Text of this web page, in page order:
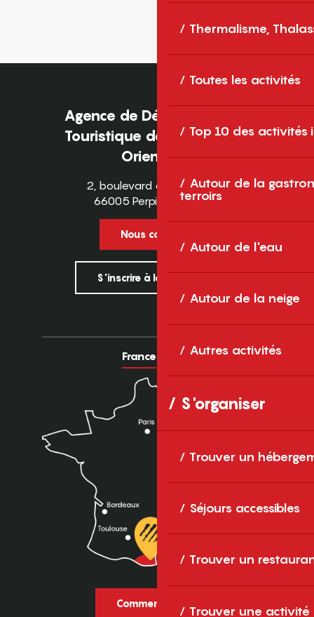
Thermalisme,
Toutes les activités
Top 10 des activités
Autour de la
terroirs
Autour de l'eau
Autour de la neige
Autres activités
S'organiser
Trouver un
Séjours accessibles
Trouver un
Trouver une activité
Agence de Développement
Touristique des Pyrénées-
Orientales
2, boulevard des Pyrénées
66005 Perpignan Cedex
Nous contacter
S'inscrire à la newsletter
France Europe
Comment venir ?